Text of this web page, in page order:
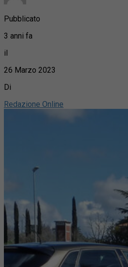
Pubblicato
3 anni fa
il
26 Marzo 2023
Di
Redazione Online